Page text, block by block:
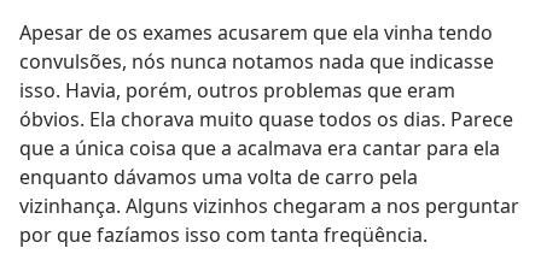
Apesar de os exames acusarem que ela vinha tendo
convulsões, nós nunca notamos nada que indicasse
isso. Havia, porém, outros problemas que eram
óbvios. Ela chorava muito quase todos os dias. Parece
que a única coisa que a acalmava era cantar para ela
enquanto dávamos uma volta de carro pela
vizinhança. Alguns vizinhos chegaram a nos perguntar
por que fazíamos isso com tanta freqüência.